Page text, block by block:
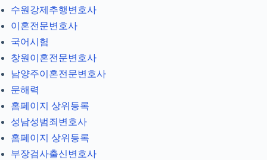
수원강제추행변호사
이혼전문변호사
국어시험
창원이혼전문변호사
남양주이혼전문변호사
문해력
홈페이지 상위등록
성남성범죄변호사
홈페이지 상위등록
부장검사출신변호사